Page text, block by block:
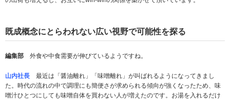
既成概念にとらわれない広い視野で可能性を探る
編集部 外食や中食需要が伸びているようですね。
山内社長
最近は「醤油離れ」「味噌離れ」が叫ばれるようになってきまし
た。時代の流れの中で調理にも簡便さが求められる傾向が強くなったため、味
噌汁ひとつにしても味噌自体を買わない人が増えたのです。お湯を入れるだけ